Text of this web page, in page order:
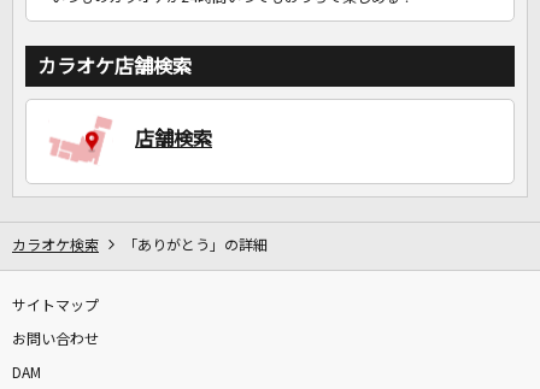
カラオケ店舗検索
店舗検索
カラオケ検索 「ありがとう」の詳細
サイトマップ
お問い合わせ
DAM